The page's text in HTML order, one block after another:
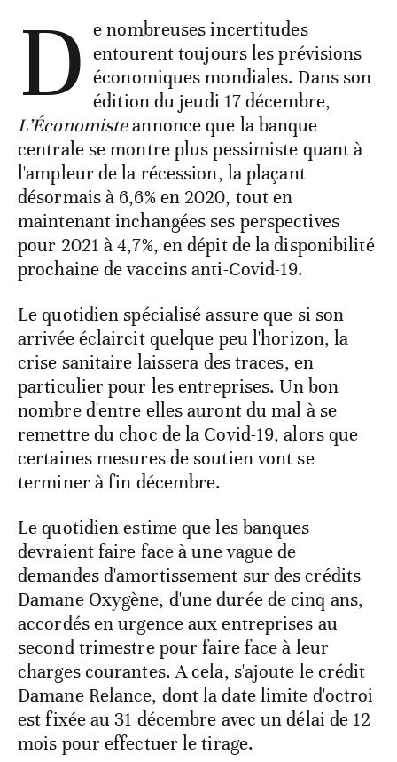
D e nombreuses incertitudes
entourent toujours les prévisions
économiques mondiales. Dans son
édition du jeudi 17 décembre,
L’Économisteannonce que la banque
centrale se montre plus pessimiste quant à
l'ampleur de la récession, la plaçant
désormais à 6,6% en 2020, tout en
maintenant inchangées ses perspectives
pour 2021 à 4,7%, en dépit de la disponibilité
prochaine de vaccins anti-Covid-19.
Le quotidien spécialisé assure que si son
arrivée éclaircit quelque peu l'horizon, la
crise sanitaire laissera des traces, en
particulier pour les entreprises. Un bon
nombre d'entre elles auront du mal à se
remettre du choc de la Covid-19, alors que
certaines mesures de soutien vont se
terminer à fin décembre.
Le quotidien estime que les banques
devraient faire face à une vague de
demandes d'amortissement sur des crédits
Damane Oxygène, d'une durée de cinq ans,
accordés en urgence aux entreprises au
second trimestre pour faire face à leur
charges courantes. A cela, s'ajoute le crédit
Damane Relance, dont la date limite d'octroi
est fixée au 31 décembre avec un délai de 12
mois pour effectuer le tirage.